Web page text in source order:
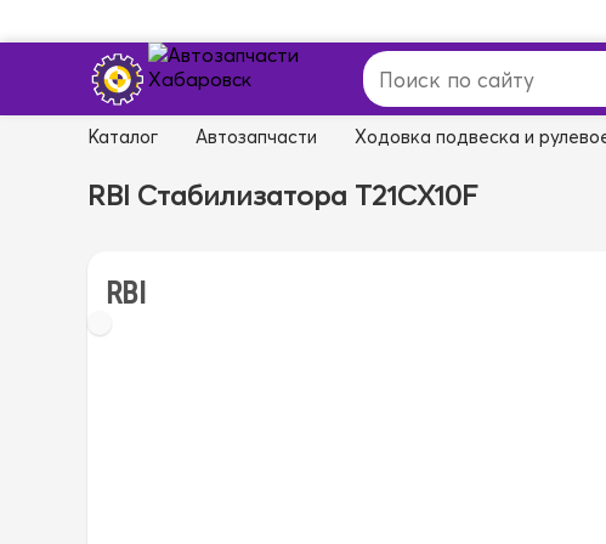
Каталог Автозапчасти Ходовка подвеска и
RBI Стабилизатора T21CX10F
RBI